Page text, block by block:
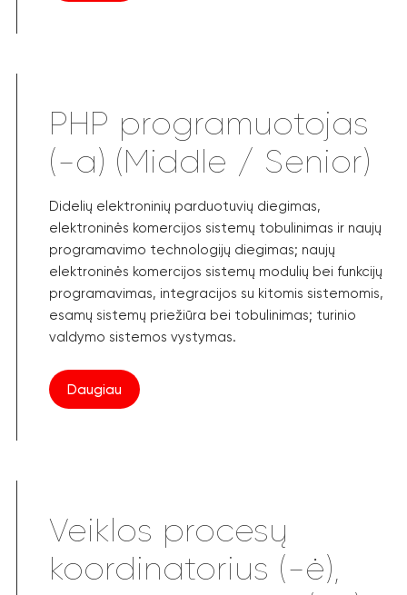
PHP programuotojas
(-a) (Middle / Senior)
Didelių elektroninių parduotuvių diegimas,
elektroninės komercijos sistemų tobulinimas ir naujų
programavimo technologijų diegimas; naujų
elektroninės komercijos sistemų modulių bei funkcijų
programavimas, integracijos su kitomis sistemomis,
esamų sistemų priežiūra bei tobulinimas; turinio
valdymo sistemos vystymas.
Daugiau
Veiklos procesų
koordinatorius (-ė),